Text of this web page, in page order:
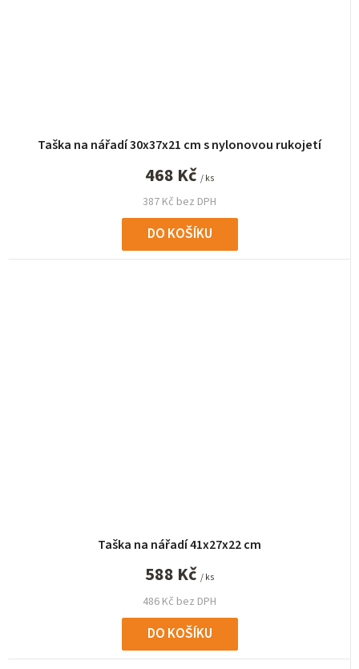
Taška na nářadí 30x37x21 cm s nylonovou rukojetí
387 Kč bez DPH
468 Kč / ks
DO KOŠÍKU
Taška na nářadí 41x27x22 cm
486 Kč bez DPH
588 Kč / ks
DO KOŠÍKU